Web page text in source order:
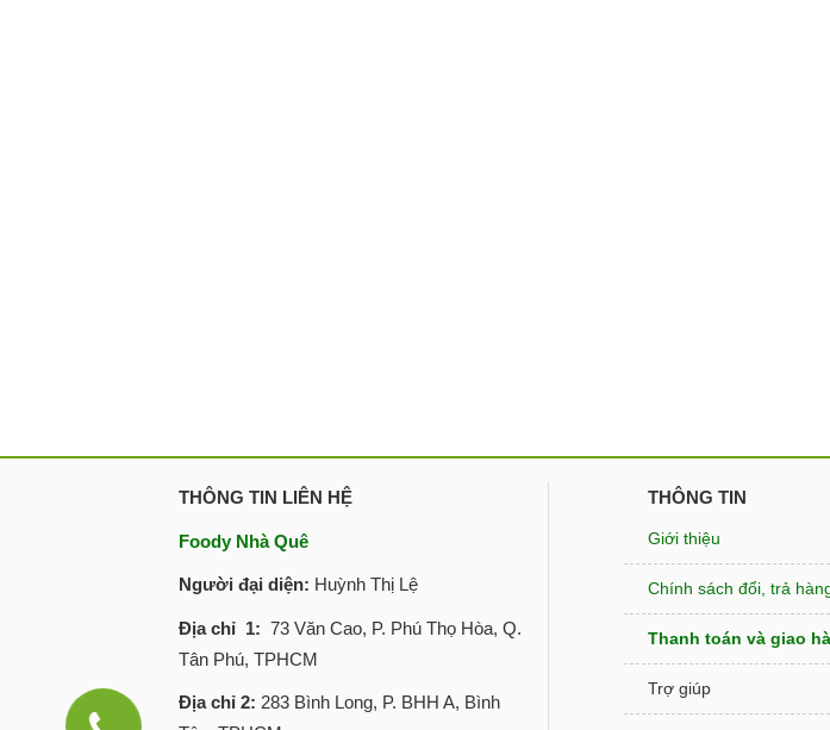
THÔNG TIN LIÊN HỆ
Foody Nhà Quê
Người đại diện: Huỳnh Thị Lệ
Địa chỉ 1: 73 Văn Cao, P. Phú Thọ Hòa, Q.
Tân Phú, TPHCM
Địa chỉ 2: 283 Bình Long, P. BHH A, Bình
THÔNG TIN
Giới thiệu
Chính sách đổi, trả
Thanh toán và giao
Trợ giúp